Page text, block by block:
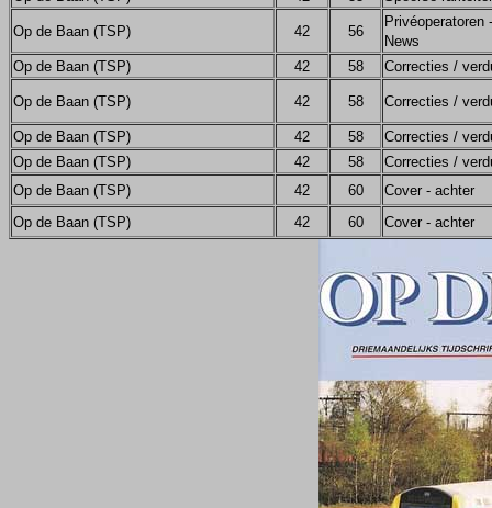
Op de Baan (TSP) 42 56
Privéoperatoren
News
Op de Baan (TSP)
42 58 Correcties /
Op de Baan (TSP) 42 58 Correcties /
Op de Baan (TSP) 42 58
Correcties /
Op de Baan (TSP)
42 58
Correcties /
Op de Baan (TSP)
42 60
Cover - achter
Op de Baan (TSP)
42 60 Cover - achter